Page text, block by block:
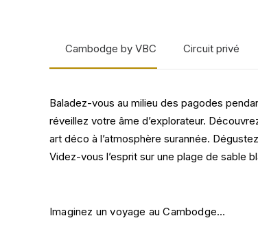
Cambodge by VBC Circuit privé
Baladez-vous au milieu des pagodes
réveillez votre âme d’explorateur.
art déco à l’atmosphère surannée.
Videz-vous l’esprit sur une plage de sable
Imaginez un voyage au Cambodge…